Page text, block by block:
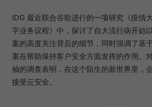
IDG 最近联合谷歌进行的一项研究《疫情
字业务议程》中，探讨了自大流行病开始
案的高度关注背后的细节，同时强调了基
案在帮助保持客户安全方面发挥的作用。
袖的调查表明，在这个陌生的新世界里，
接受云安全。